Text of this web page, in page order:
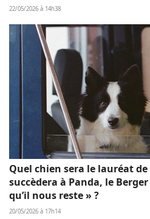
22/05/2026 à 14h38
Quel chien sera le lauréat de
succèdera à Panda, le
qu’il nous reste » ?
20/05/2026 à 17h14